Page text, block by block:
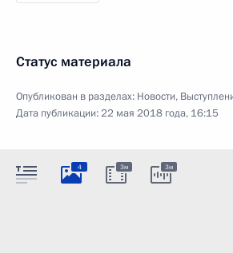
Статус материала
Опубликован в разделах: Новости,
Дата публикации:22 мая 2018 года, 16:15
4 3м 3м